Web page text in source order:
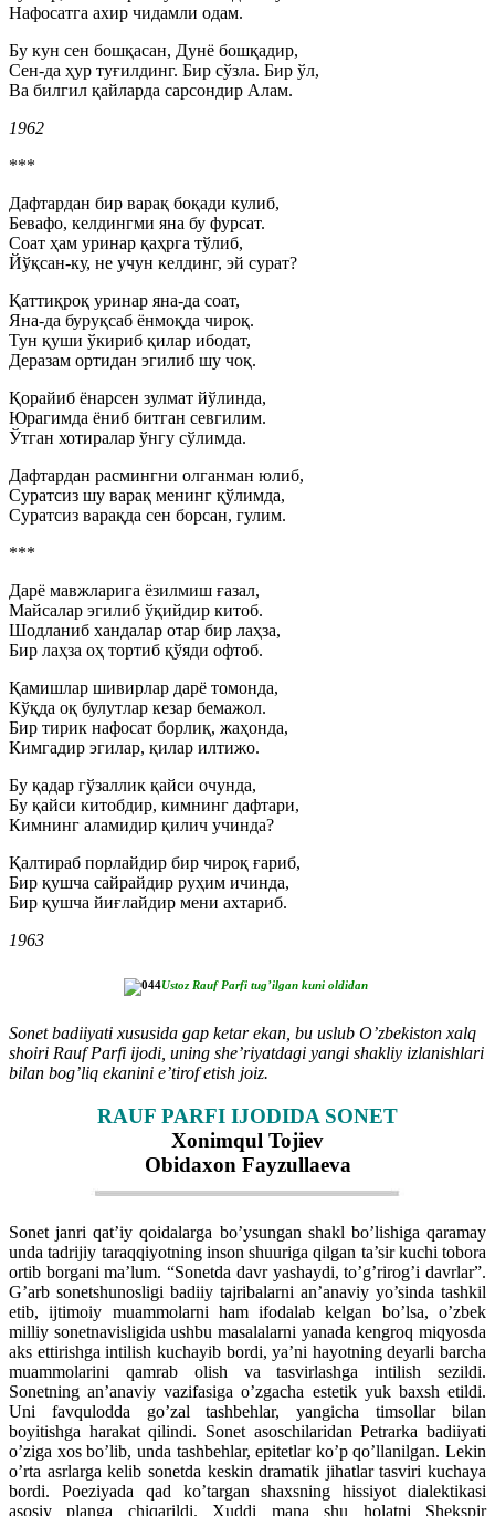
Нафосатга ахир чидамли одам.
Бу кун сен бошқасан, Дунё бошқадир,
Сен-да ҳур туғилдинг. Бир сўзла. Бир ўл,
Ва билгил қайларда сарсондир Алам.
1962
***
Дафтардан бир варақ боқади кулиб,
Бевафо, келдингми яна бу фурсат.
Соат ҳам уринар қаҳрга тўлиб,
Йўқсан-ку, не учун келдинг, эй сурат?
Қаттиқроқ уринар яна-да соат,
Яна-да буруқсаб ёнмоқда чироқ.
Тун қуши ўкириб қилар ибодат,
Деразам ортидан эгилиб шу чоқ.
Қорайиб ёнарсен зулмат йўлинда,
Юрагимда ёниб битган севгилим.
Ўтган хотиралар ўнгу сўлимда.
Дафтардан расмингни олганман юлиб,
Суратсиз шу варақ менинг қўлимда,
Суратсиз варақда сен борсан, гулим.
***
Дарё мавжларига ёзилмиш ғазал,
Майсалар эгилиб ўқийдир китоб.
Шодланиб хандалар отар бир лаҳза,
Бир лаҳза оҳ тортиб қўяди офтоб.
Қамишлар шивирлар дарё томонда,
Кўқда оқ булутлар кезар бемажол.
Бир тирик нафосат борлиқ, жаҳонда,
Кимгадир эгилар, қилар илтижо.
Бу қадар гўзаллик қайси очунда,
Бу қайси китобдир, кимнинг дафтари,
Кимнинг аламидир қилич учинда?
Қалтираб порлайдир бир чироқ ғариб,
Бир қушча сайрайдир руҳим ичинда,
Бир қушча йиғлайдир мени ахтариб.
1963
Ustoz Rauf Parfi tugʼilgan kuni oldidan
Sonet badiiyati xususida gap ketar ekan, bu uslub Oʼzbekiston xalq
shoiri Rauf Parfi ijodi, uning sheʼriyatdagi yangi shakliy izlanishlari
bilan bogʼliq ekanini eʼtirof etish joiz.
RAUF PARFI IJODIDA SONET
Xonimqul Tojiev
Obidaxon Fayzullaeva
Sonet janri qat’iy qoidalarga bo’ysungan shakl bo’lishiga qaramay
unda tadrijiy taraqqiyotning inson shuuriga qilgan ta’sir kuchi tobora
ortib borgani ma’lum. “Sonetda davr yashaydi, to’g’rirog’i davrlar”.
G’arb sonetshunosligi badiiy tajribalarni an’anaviy yo’sinda tashkil
etib, ijtimoiy muammolarni ham ifodalab kelgan bo’lsa, o’zbek
milliy sonetnavisligida ushbu masalalarni yanada kengroq miqyosda
aks ettirishga intilish kuchayib bordi, ya’ni hayotning deyarli barcha
muammolarini qamrab olish va tasvirlashga intilish sezildi.
Sonetning an’anaviy vazifasiga o’zgacha estetik yuk baxsh etildi.
Uni favqulodda go’zal tashbehlar, yangicha timsollar bilan
boyitishga harakat qilindi. Sonet asoschilaridan Petrarka badiiyati
o’ziga xos bo’lib, unda tashbehlar, epitetlar ko’p qo’llanilgan. Lekin
o’rta asrlarga kelib sonetda keskin dramatik jihatlar tasviri kuchaya
bordi. Poeziyada qad ko’targan shaxsning hissiyot dialektikasi
asosiy planga chiqarildi. Xuddi mana shu holatni Shekspir